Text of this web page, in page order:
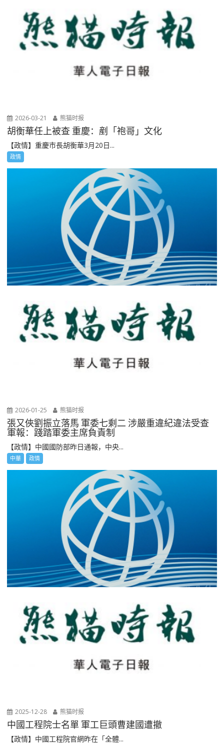
2026-03-21 熊猫时报
胡衡華任上被查 重慶：剷「袍哥」文化
【政情】重慶市長胡衡華3月20日...
政情
2026-01-25 熊猫时报
張又俠劉振立落馬 軍委七剩二 涉嚴重違紀違法受查
軍報：踐踏軍委主席負責制
【政情】中國國防部昨日通報，中央...
中華 政情
2025-12-28 熊猫时报
中國工程院士名單 軍工巨頭曹建國遭撤
【政情】中國工程院官網昨在「全體...